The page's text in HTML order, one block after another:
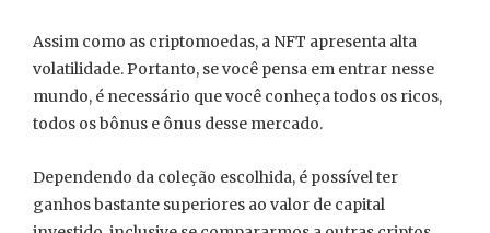
Assim como as criptomoedas, a NFT apresenta alta
volatilidade. Portanto, se você pensa em entrar nesse
mundo, é necessário que você conheça todos os ricos,
todos os bônus e ônus desse mercado.
Dependendo da coleção escolhida, é possível ter
ganhos bastante superiores ao valor de capital